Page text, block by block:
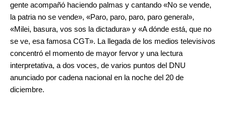
gente acompañó haciendo palmas y cantando «No se vende,
la patria no se vende», «Paro, paro, paro, paro general»,
«Milei, basura, vos sos la dictadura» y «A dónde está, que no
se ve, esa famosa CGT». La llegada de los medios televisivos
concentró el momento de mayor fervor y una lectura
interpretativa, a dos voces, de varios puntos del DNU
anunciado por cadena nacional en la noche del 20 de
diciembre.